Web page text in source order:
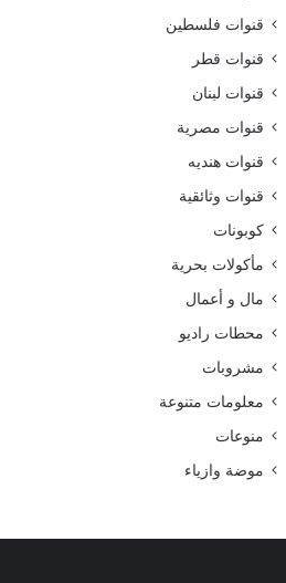
قنوات فلسطين
قنوات قطر
قنوات لبنان
قنوات مصرية
قنوات هنديه
قنوات وثائقية
كوبونات
مأكولات بحرية
مال و أعمال
محطات راديو
مشروبات
معلومات متنوعة
منوعات
موضة وازياء